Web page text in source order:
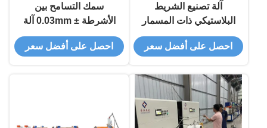
آلة تصنيع الشريط
البلاستيكي ذات المسمار
الواحد مع دعم فني
بالفيديو و 380 فولت
احصل على أفضل سعر
سمك التسامح بين
الأشرطة ± 0.03mm آلة
صنع الشرائط البلاستيكية
لعملية التصنيع المبسطة
احصل على أفضل سعر